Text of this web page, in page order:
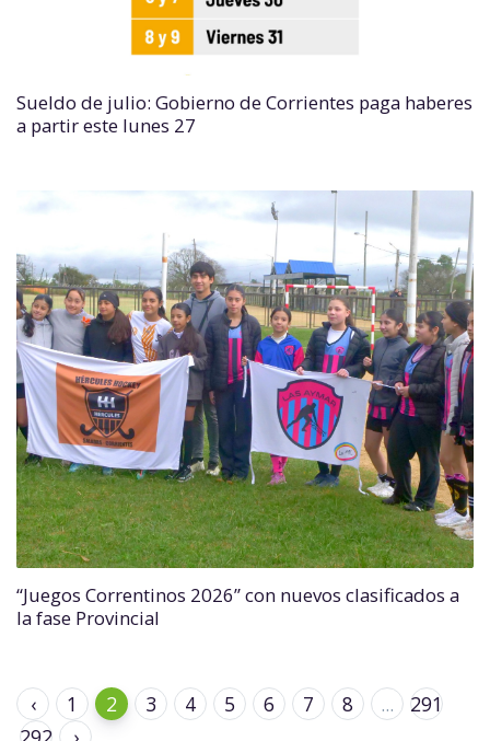
Sueldo de julio: Gobierno de Corrientes paga haberes
a partir este lunes 27
“Juegos Correntinos 2026” con nuevos clasificados a
la fase Provincial
‹ 1 2 3 4 5 6 7 8 ...
291